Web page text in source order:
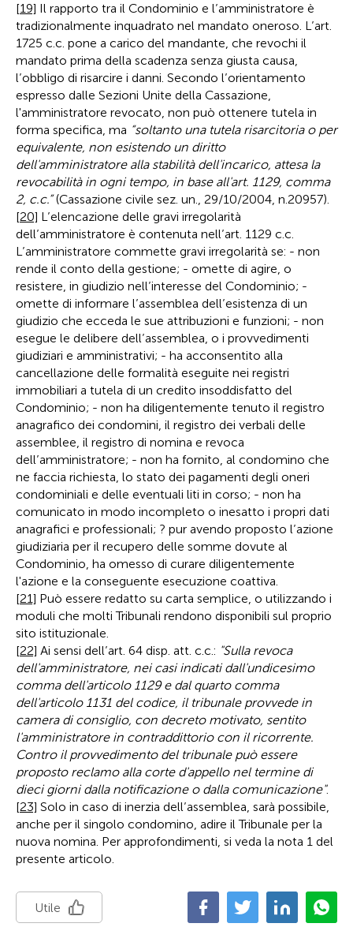
[19] Il rapporto tra il Condominio e l’amministratore è
tradizionalmente inquadrato nel mandato oneroso. L’art.
1725 c.c. pone a carico del mandante, che revochi il
mandato prima della scadenza senza giusta causa,
l’obbligo di risarcire i danni. Secondo l’orientamento
espresso dalle Sezioni Unite della Cassazione,
l'amministratore revocato, non può ottenere tutela in
forma specifica, ma “soltanto una tutela risarcitoria o per
equivalente, non esistendo un diritto
dell'amministratore alla stabilità dell'incarico, attesa la
revocabilità in ogni tempo, in base all'art. 1129, comma
2, c.c.”(Cassazione civile sez. un., 29/10/2004, n.20957).
[20] L’elencazione delle gravi irregolarità
dell’amministratore è contenuta nell’art. 1129 c.c.
L’amministratore commette gravi irregolarità se: - non
rende il conto della gestione; - omette di agire, o
resistere, in giudizio nell’interesse del Condominio; -
omette di informare l’assemblea dell’esistenza di un
giudizio che ecceda le sue attribuzioni e funzioni; - non
esegue le delibere dell’assemblea, o i provvedimenti
giudiziari e amministrativi; - ha acconsentito alla
cancellazione delle formalità eseguite nei registri
immobiliari a tutela di un credito insoddisfatto del
Condominio; - non ha diligentemente tenuto il registro
anagrafico dei condomini, il registro dei verbali delle
assemblee, il registro di nomina e revoca
dell’amministratore; - non ha fornito, al condomino che
ne faccia richiesta, lo stato dei pagamenti degli oneri
condominiali e delle eventuali liti in corso; - non ha
comunicato in modo incompleto o inesatto i propri dati
anagrafici e professionali; ? pur avendo proposto l’azione
giudiziaria per il recupero delle somme dovute al
Condominio, ha omesso di curare diligentemente
l'azione e la conseguente esecuzione coattiva.
[21] Può essere redatto su carta semplice, o utilizzando i
moduli che molti Tribunali rendono disponibili sul proprio
sito istituzionale.
[22] Ai sensi dell’art. 64 disp. att. c.c.: "Sulla revoca
dell'amministratore, nei casi indicati dall'undicesimo
comma dell'articolo 1129 e dal quarto comma
dell'articolo 1131 del codice, il tribunale provvede in
camera di consiglio, con decreto motivato, sentito
l'amministratore in contraddittorio con il ricorrente.
Contro il provvedimento del tribunale può essere
proposto reclamo alla corte d'appello nel termine di
dieci giorni dalla notificazione o dalla comunicazione".
[23] Solo in caso di inerzia dell’assemblea, sarà possibile,
anche per il singolo condomino, adire il Tribunale per la
nuova nomina. Per approfondimenti, si veda la nota 1 del
presente articolo.
Utile